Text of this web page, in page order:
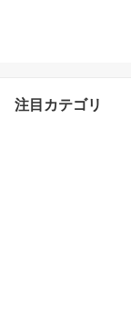
注目カテゴリ